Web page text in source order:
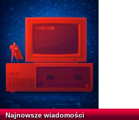
Najnowsze wiadomości